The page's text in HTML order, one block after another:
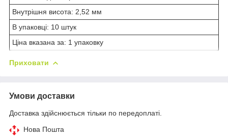
Внутрішня висота: 2,52 мм
В упаковці: 10 штук
Ціна вказана за: 1 упаковку
Приховати
Умови доставки
Доставка здійснюється тільки по передоплаті.
Нова Пошта